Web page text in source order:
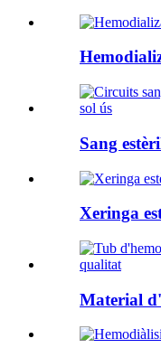
Sang
Xeringa
Material